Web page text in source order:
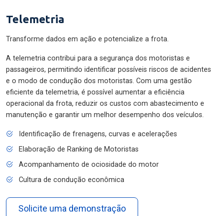
Telemetria
Transforme dados em ação e potencialize a frota.
A telemetria contribui para a segurança dos motoristas e
passageiros, permitindo identificar possíveis riscos de acidentes
e o modo de condução dos motoristas. Com uma gestão
eficiente da telemetria, é possível aumentar a eficiência
operacional da frota, reduzir os custos com abastecimento e
manutenção e garantir um melhor desempenho dos veículos.
Identificação de frenagens, curvas e acelerações
Elaboração de Ranking de Motoristas
Acompanhamento de ociosidade do motor
Cultura de condução econômica
Solicite uma demonstração